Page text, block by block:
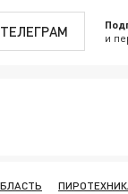
ТЕЛЕГРАМ и